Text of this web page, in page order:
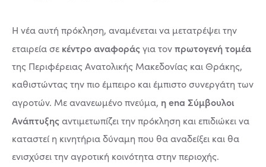
Η νέα αυτή πρόκληση, αναμένεται να μετατρέψει την
εταιρεία σε κέντρο αναφοράςγια τονπρωτογενή τομέα
της Περιφέρειας Ανατολικής Μακεδονίας και Θράκης,
καθιστώντας την πιο έμπειρο και έμπιστο συνεργάτη των
αγροτών. Με ανανεωμένο πνεύμα, η ena Σύμβουλοι
Ανάπτυξηςαντιμετωπίζει την πρόκληση και επιδιώκει να
καταστεί η κινητήρια δύναμη που θα αναδείξει και θα
ενισχύσει την αγροτική κοινότητα στην περιοχής.